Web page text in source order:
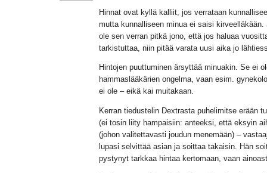
Hinnat ovat kyllä kalliit, jos verrataan
mutta kunnalliseen minua ei saisi kirveelläkään.
ole sen verran pitkä jono, että jos haluaa
tarkistuttaa, niin pitää varata uusi aika jo
Hintojen puuttuminen ärsyttää minuakin. Se ei
hammaslääkärien ongelma, vaan esim.
ei ole – eikä kai muitakaan.
Kerran tiedustelin Dextrasta puhelimitse erään
(ei tosin liity hampaisiin: anteeksi, että eksyin
(johon valitettavasti joudun menemään) –
lupasi selvittää asian ja soittaa takaisin. Hän
pystynyt tarkkaa hintaa kertomaan, vaan